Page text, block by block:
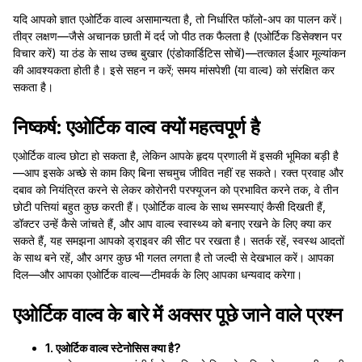
यदि आपको ज्ञात एओर्टिक वाल्व असामान्यता है, तो निर्धारित फॉलो-अप का पालन करें।
तीव्र लक्षण—जैसे अचानक छाती में दर्द जो पीठ तक फैलता है (एओर्टिक डिसेक्शन पर
विचार करें) या ठंड के साथ उच्च बुखार (एंडोकार्डिटिस सोचें)—तत्काल ईआर मूल्यांकन
की आवश्यकता होती है। इसे सहन न करें; समय मांसपेशी (या वाल्व) को संरक्षित कर
सकता है।
निष्कर्ष: एओर्टिक वाल्व क्यों महत्वपूर्ण है
एओर्टिक वाल्व छोटा हो सकता है, लेकिन आपके हृदय प्रणाली में इसकी भूमिका बड़ी है
—आप इसके अच्छे से काम किए बिना सचमुच जीवित नहीं रह सकते। रक्त प्रवाह और
दबाव को नियंत्रित करने से लेकर कोरोनरी परफ्यूजन को प्रभावित करने तक, वे तीन
छोटी पत्तियां बहुत कुछ करती हैं। एओर्टिक वाल्व के साथ समस्याएं कैसी दिखती हैं,
डॉक्टर उन्हें कैसे जांचते हैं, और आप वाल्व स्वास्थ्य को बनाए रखने के लिए क्या कर
सकते हैं, यह समझना आपको ड्राइवर की सीट पर रखता है। सतर्क रहें, स्वस्थ आदतों
के साथ बने रहें, और अगर कुछ भी गलत लगता है तो जल्दी से देखभाल करें। आपका
दिल—और आपका एओर्टिक वाल्व—टीमवर्क के लिए आपका धन्यवाद करेगा।
एओर्टिक वाल्व के बारे में अक्सर पूछे जाने वाले प्रश्न
1. एओर्टिक वाल्व स्टेनोसिस क्या है?